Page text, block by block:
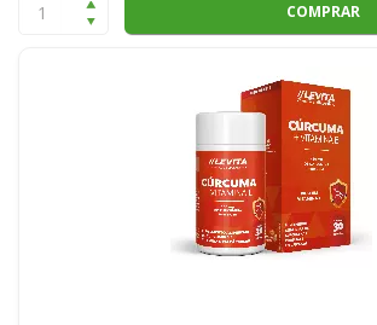
COMPRAR